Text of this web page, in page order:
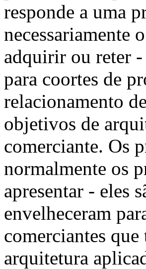
responde a uma
necessariamente
adquirir ou reter
para coortes de
relacionamento
objetivos de
comerciante. Os
normalmente os
apresentar - eles
envelheceram
comerciantes
arquitetura